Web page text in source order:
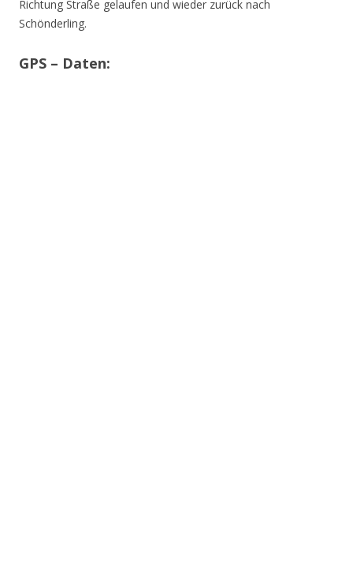
Richtung Straße gelaufen und wieder zurück nach
Schönderling.
GPS – Daten: